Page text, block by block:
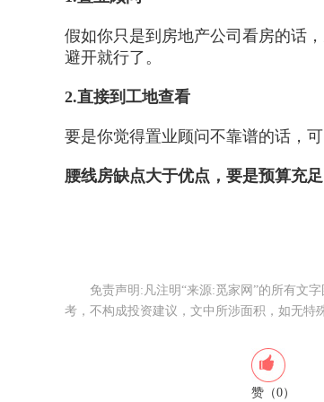
假如你只是到房地产公司看房的话
避开就行了。
2.直接到工地查看
要是你觉得置业顾问不靠谱的话，
腰线房缺点大于优点，要是预算充
免责声明:凡注明“来源:觅家网”的所有文
考，不构成投资建议，文中所涉面积，如无特
赞（0）